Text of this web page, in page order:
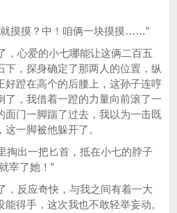
就摸摸？中！咱俩一块摸摸……”
，心爱的小七哪能让这俩二百五
下，探身确定了那两人的位置，纵
好蹬在高个的后腰上，这孙子连哼
了，我借着一蹬的力量向前滚了一
面门一脚踹了过去，我以为一击既
一脚被他躲开了。
掏出一把匕首，抵在小七的脖子
宰了她！”
，反应奇快，与我之间有着一大
得手，这次我也不敢轻举妄动。